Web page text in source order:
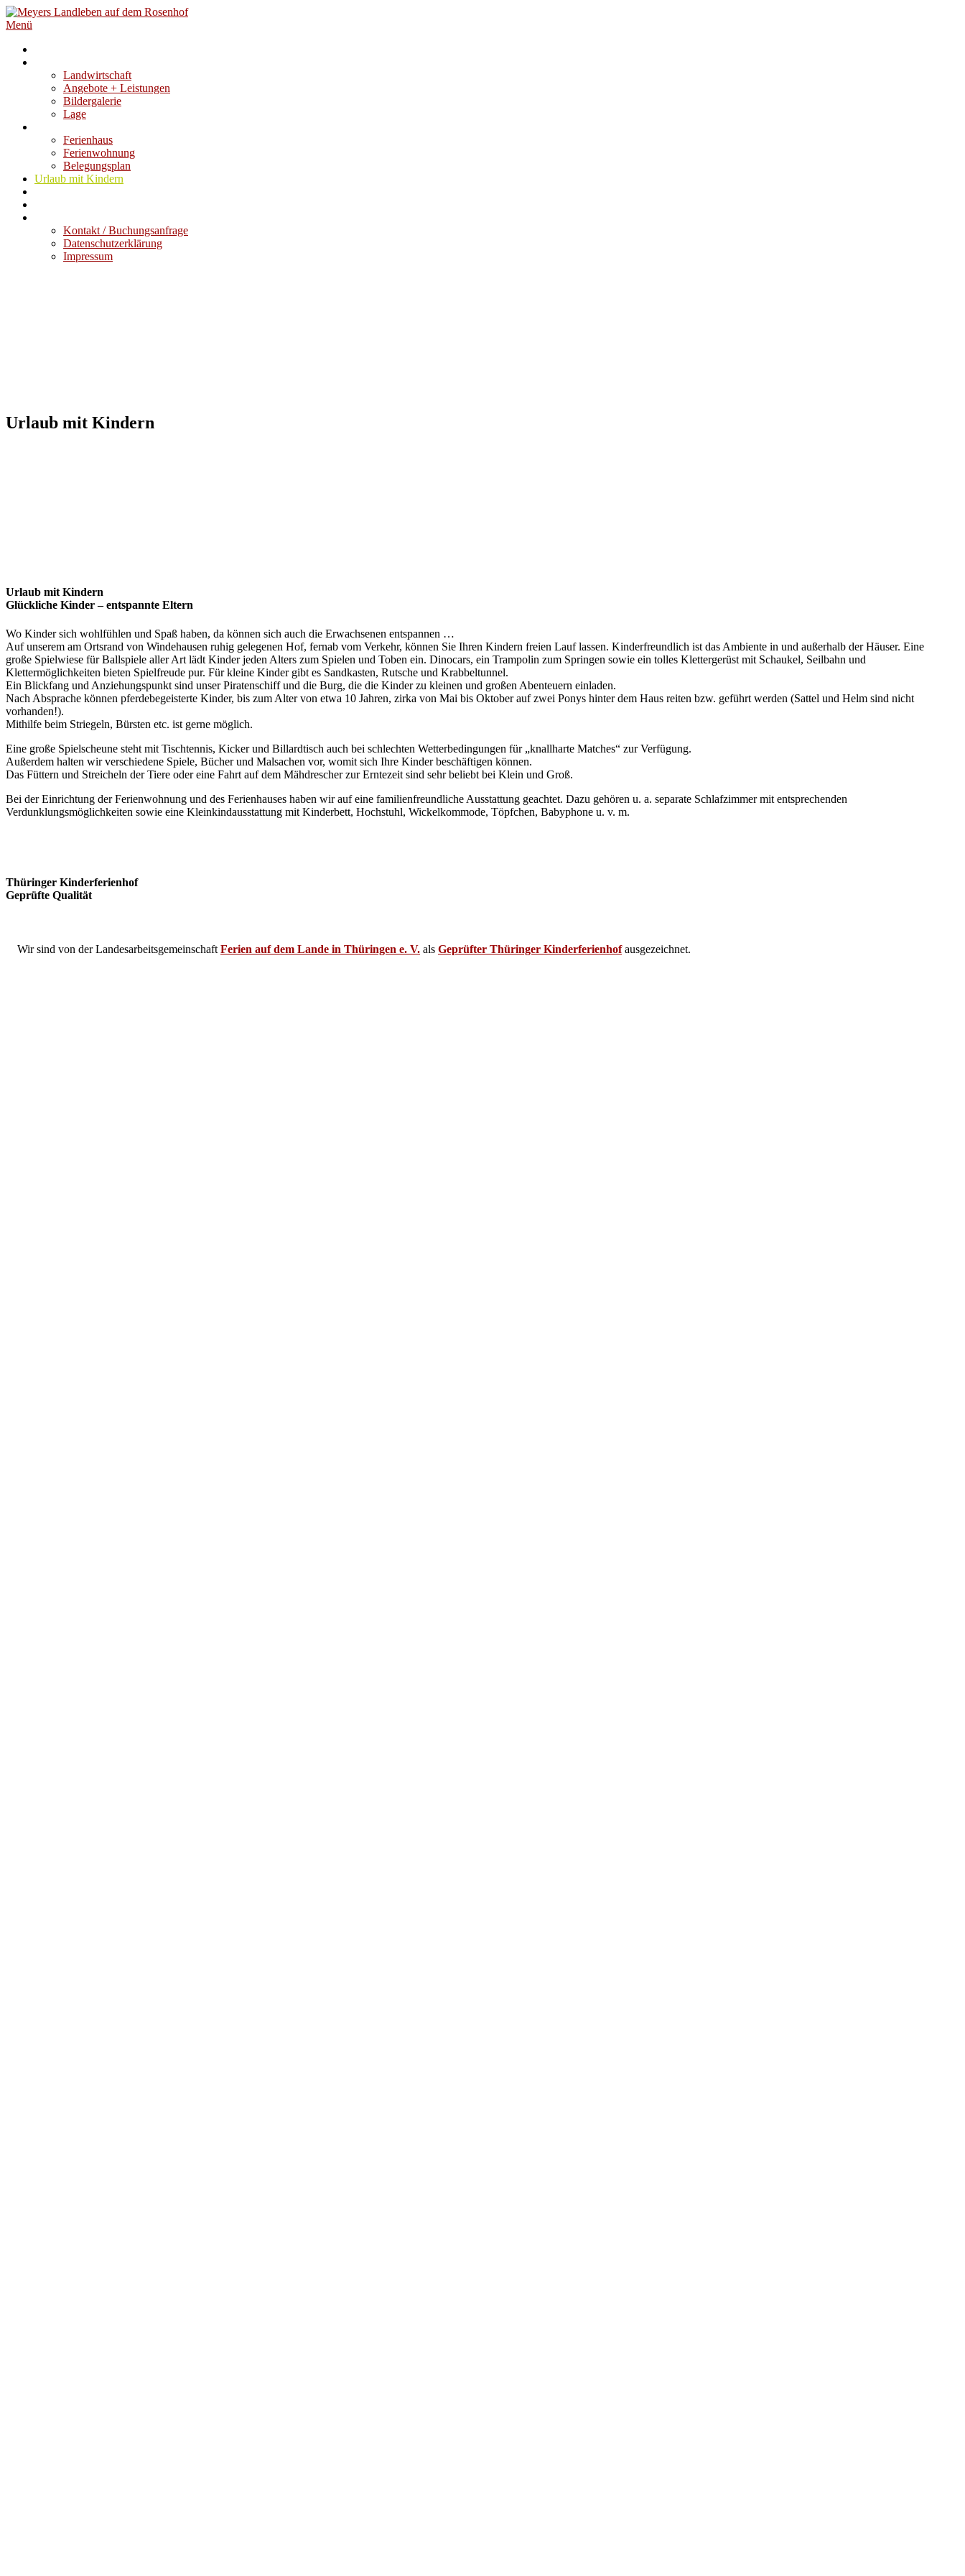
Zum
Inhalt
Menü
Landwirtschaft
Angebote + Leistungen
Bildergalerie
Lage
Ferienhaus
Ferienwohnung
Belegungsplan
Urlaub mit Kindern
Kontakt / Buchungsanfrage
Datenschutzerklärung
Impressum
Urlaub mit Kindern
Urlaub mit Kindern
Glückliche Kinder – entspannte Eltern
Wo Kinder sich wohlfühlen und Spaß haben, da können sich auch die Erwachsenen entspannen …
Auf unserem am Ortsrand von Windehausen ruhig gelegenen Hof, fernab vom Verkehr, können Sie Ihren Kindern freien Lauf lassen. Kinderfreundlich ist das Ambiente in und außerhalb der Häuser. Eine
große Spielwiese für Ballspiele aller Art lädt Kinder jeden Alters zum Spielen und Toben ein. Dinocars, ein Trampolin zum Springen sowie ein tolles Klettergerüst mit Schaukel, Seilbahn und
Klettermöglichkeiten bieten Spielfreude pur. Für kleine Kinder gibt es Sandkasten, Rutsche und Krabbeltunnel.
Ein Blickfang und Anziehungspunkt sind unser Piratenschiff und die Burg, die die Kinder zu kleinen und großen Abenteuern einladen.
Nach Absprache können pferdebegeisterte Kinder, bis zum Alter von etwa 10 Jahren, zirka von Mai bis Oktober auf zwei Ponys hinter dem Haus reiten bzw. geführt werden (Sattel und Helm sind nicht
vorhanden!).
Mithilfe beim Striegeln, Bürsten etc. ist gerne möglich.
Eine große Spielscheune steht mit Tischtennis, Kicker und Billardtisch auch bei schlechten Wetterbedingungen für „knallharte Matches“ zur Verfügung.
Außerdem halten wir verschiedene Spiele, Bücher und Malsachen vor, womit sich Ihre Kinder beschäftigen können.
Das Füttern und Streicheln der Tiere oder eine Fahrt auf dem Mähdrescher zur Erntezeit sind sehr beliebt bei Klein und Groß.
Bei der Einrichtung der Ferienwohnung und des Ferienhauses haben wir auf eine familienfreundliche Ausstattung geachtet. Dazu gehören u. a. separate Schlafzimmer mit entsprechenden
Verdunklungsmöglichkeiten sowie eine Kleinkindausstattung mit Kinderbett, Hochstuhl, Wickelkommode, Töpfchen, Babyphone u. v. m.
Thüringer Kinderferienhof
Geprüfte Qualität
Wir sind von der Landesarbeitsgemeinschaft Ferien auf dem Lande in Thüringen e. V. als Geprüfter Thüringer Kinderferienhofausgezeichnet.